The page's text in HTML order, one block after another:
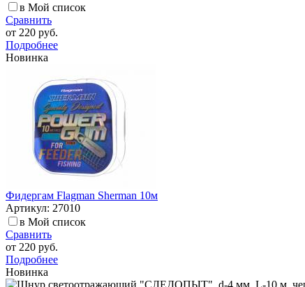
в Мой список
Сравнить
от 220 руб.
Подробнее
Новинка
Фидергам Flagman Sherman 10м
Артикул: 27010
в Мой список
Сравнить
от 220 руб.
Подробнее
Новинка